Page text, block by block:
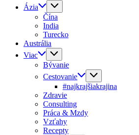
Ázia
Čína
India
Turecko
Austrália
Viac
Bývanie
Cestovanie
#najkrajšiakrajina
Zdravie
Consulting
Práca & Mzdy
Vzťahy
Recepty